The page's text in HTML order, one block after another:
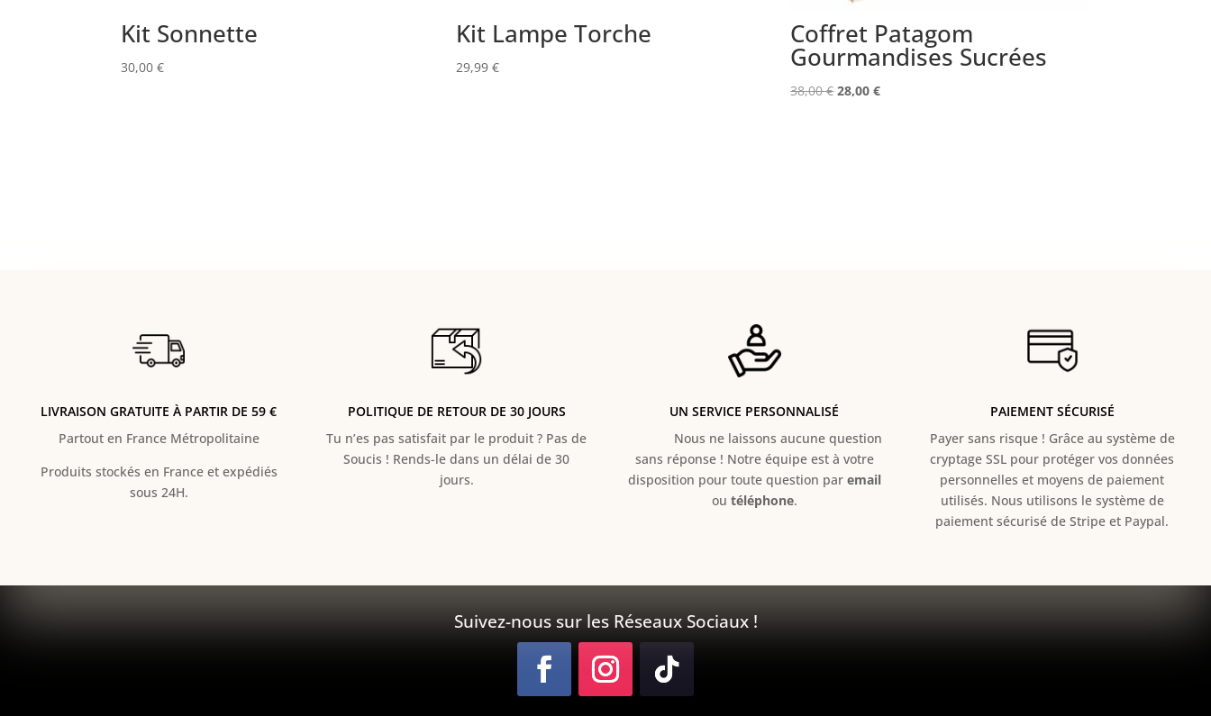
Kit Sonnette
30,00€
Kit Lampe Torche
29,99 €
Coffret Patagom
Gourmandises Sucrées
38,00€Le
28,00€Le
LIVRAISON GRATUITE À PARTIR DE 59 €
Partout en France Métropolitaine
Produits stockés en France et expédiés
sous 24H.
POLITIQUE DE RETOUR DE 30 JOURS
Tu n’es pas satisfait par le produit ? Pas de
Soucis ! Rends-le dans un délai de 30
jours.
UN SERVICE PERSONNALISÉ
Nous ne laissons aucune question
sans réponse ! Notre équipe est à votre
disposition pour toute question par email
ou téléphone.
PAIEMENT SÉCURISÉ
Payer sans risque ! Grâce au système de
cryptage SSL pour protéger vos données
personnelles et moyens de paiement
utilisés. Nous utilisons le système de
paiement sécurisé de Stripe et Paypal.
Suivez-nous sur les Réseaux Sociaux !